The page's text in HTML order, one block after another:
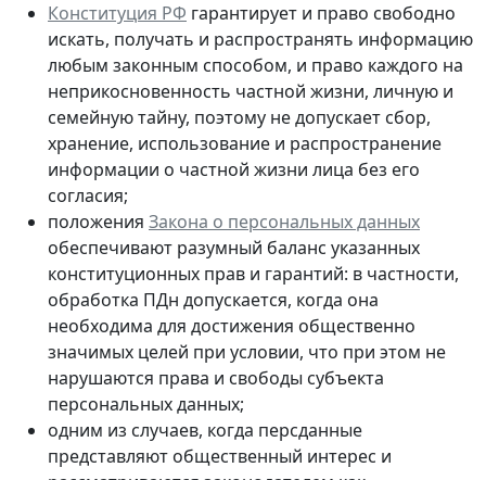
Конституция РФ гарантирует и право свободно
искать, получать и распространять информацию
любым законным способом, и право каждого на
неприкосновенность частной жизни, личную и
семейную тайну, поэтому не допускает сбор,
хранение, использование и распространение
информации о частной жизни лица без его
согласия;
положения Закона о персональных данных
обеспечивают разумный баланс указанных
конституционных прав и гарантий: в частности,
обработка ПДн допускается, когда она
необходима для достижения общественно
значимых целей при условии, что при этом не
нарушаются права и свободы субъекта
персональных данных;
одним из случаев, когда персданные
представляют общественный интерес и